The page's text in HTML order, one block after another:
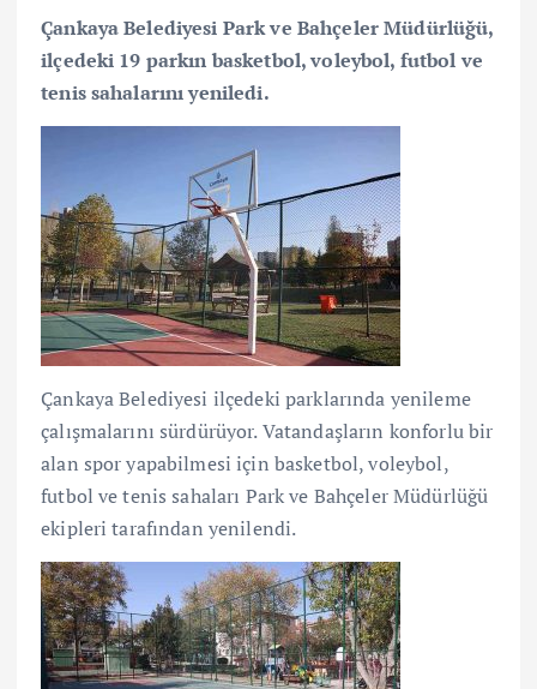
Çankaya Belediyesi Park ve Bahçeler Müdürlüğü,
ilçedeki 19 parkın basketbol, voleybol, futbol ve
tenis sahalarını yeniledi.
Çankaya Belediyesi ilçedeki parklarında yenileme
çalışmalarını sürdürüyor. Vatandaşların konforlu bir
alan spor yapabilmesi için basketbol, voleybol,
futbol ve tenis sahaları Park ve Bahçeler Müdürlüğü
ekipleri tarafından yenilendi.